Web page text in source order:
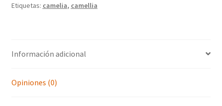
Etiquetas: camelia, camellia
Información adicional
Opiniones (0)